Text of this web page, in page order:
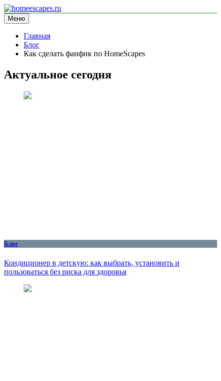
Перейти
к
содержимому
homeescapes.ru
информационный сайт
Меню
Главная
Блог
Как сделать фанфик по HomeScapes
Актуальное сегодня
Блог
Кондиционер в детскую: как выбрать, установить и
пользоваться без риска для здоровья